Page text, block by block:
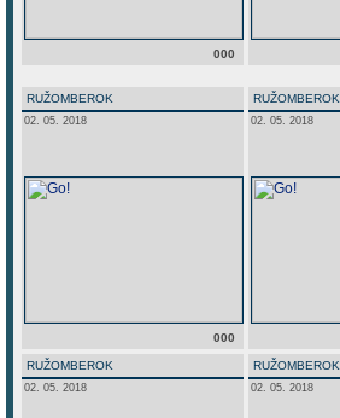
000
RUŽOMBEROK
02. 05. 2018
000
RUŽOMBEROK
02. 05. 2018
RUŽOMBEROK
02. 05. 2018
RUŽOMBEROK
02. 05. 2018